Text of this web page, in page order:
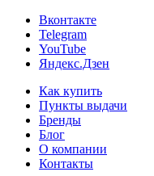
Вконтакте
Telegram
YouTube
Яндекс.Дзен
Как купить
Пункты выдачи
Бренды
Блог
О компании
Контакты